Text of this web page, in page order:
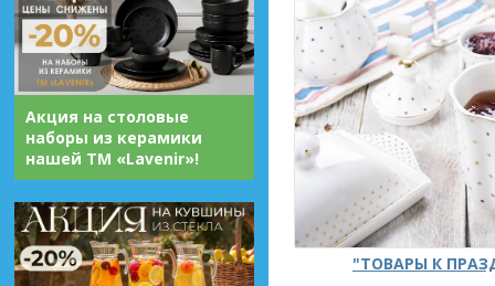
Акция на столовые
наборы из керамики
нашей ТМ «Lavenir»!
"ТОВАРЫ К